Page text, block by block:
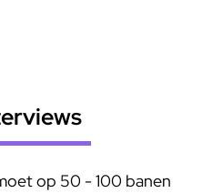
op 50 - 100 banen